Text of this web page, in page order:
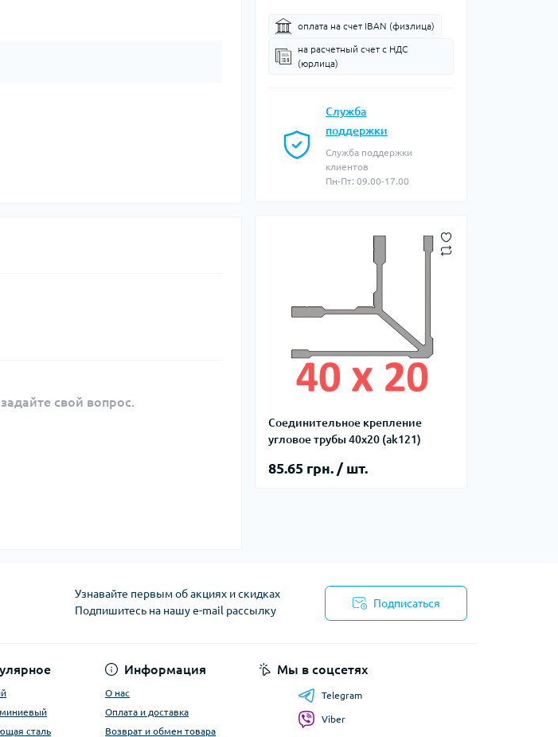
оплата на счет IBAN (физлица)
на расчетный счет c НДС
(юрлица)
Служба
поддержки
Служба поддержки
клиентов
Пн-Пт: 09.00-17.00
Соединительное крепление
угловое трубы 40х20 (ak121)
85.65 грн. / шт.
свой вопрос.
Узнавайте первым об акциях и скидках
Подпишитесь на нашу e-mail рассылку
Подписаться
сталь
Информация
О нас
Оплата и доставка
Возврат и обмен товара
Мы в соцсетях
Telegram
Viber